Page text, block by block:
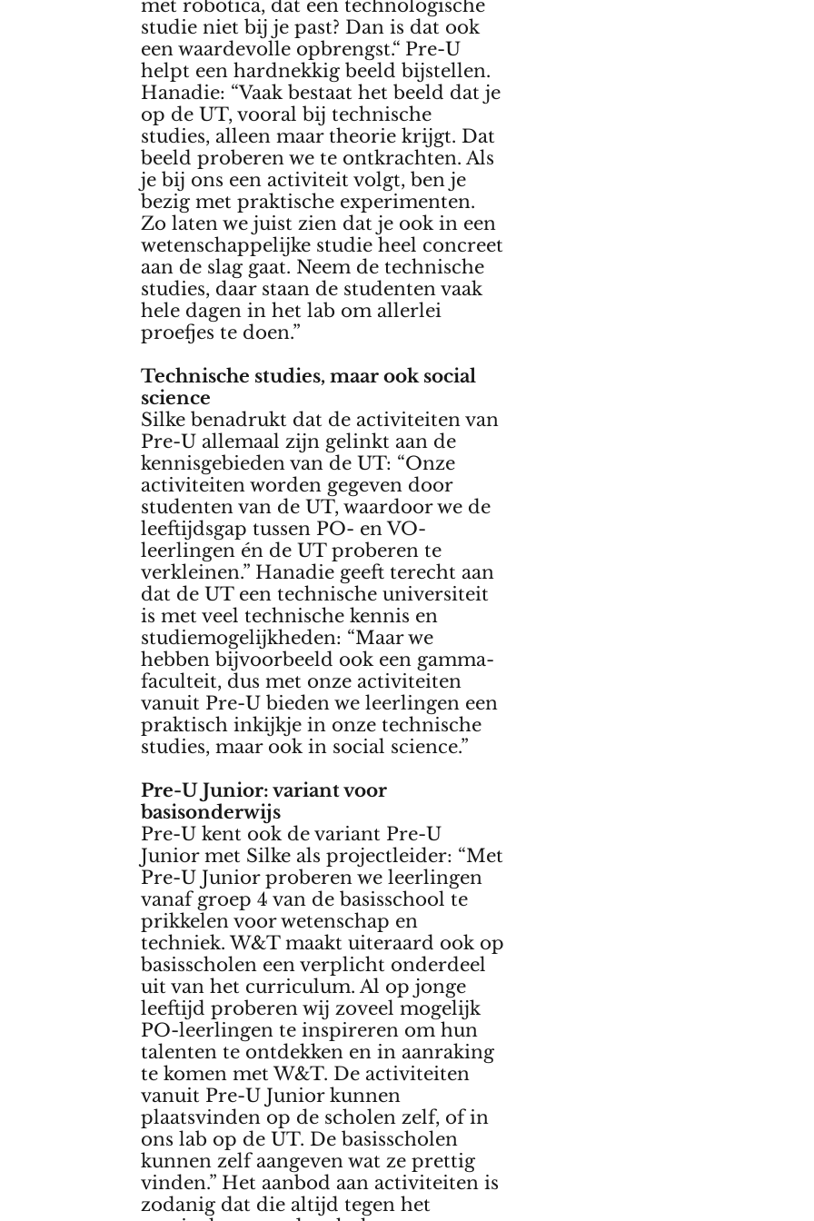
met robotica, dat een technologische
studie niet bij je past? Dan is dat ook
een waardevolle opbrengst.“ Pre-U
helpt een hardnekkig beeld bijstellen.
Hanadie: “Vaak bestaat het beeld dat je
op de UT, vooral bij technische
studies, alleen maar theorie krijgt. Dat
beeld proberen we te ontkrachten. Als
je bij ons een activiteit volgt, ben je
bezig met praktische experimenten.
Zo laten we juist zien dat je ook in een
wetenschappelijke studie heel concreet
aan de slag gaat. Neem de technische
studies, daar staan de studenten vaak
hele dagen in het lab om allerlei
proefjes te doen.”
Technische studies, maar ook social
science
Silke benadrukt dat de activiteiten van
Pre-U allemaal zijn gelinkt aan de
kennisgebieden van de UT: “Onze
activiteiten worden gegeven door
studenten van de UT, waardoor we de
leeftijdsgap tussen PO- en VO-
leerlingen én de UT proberen te
verkleinen.” Hanadie geeft terecht aan
dat de UT een technische universiteit
is met veel technische kennis en
studiemogelijkheden: “Maar we
hebben bijvoorbeeld ook een gamma-
faculteit, dus met onze activiteiten
vanuit Pre-U bieden we leerlingen een
praktisch inkijkje in onze technische
studies, maar ook in social science.”
Pre-U Junior: variant voor
basisonderwijs
Pre-U kent ook de variant Pre-U
Junior met Silke als projectleider: “Met
Pre-U Junior proberen we leerlingen
vanaf groep 4 van de basisschool te
prikkelen voor wetenschap en
techniek. W&T maakt uiteraard ook op
basisscholen een verplicht onderdeel
uit van het curriculum. Al op jonge
leeftijd proberen wij zoveel mogelijk
PO-leerlingen te inspireren om hun
talenten te ontdekken en in aanraking
te komen met W&T. De activiteiten
vanuit Pre-U Junior kunnen
plaatsvinden op de scholen zelf, of in
ons lab op de UT. De basisscholen
kunnen zelf aangeven wat ze prettig
vinden.” Het aanbod aan activiteiten is
zodanig dat die altijd tegen het